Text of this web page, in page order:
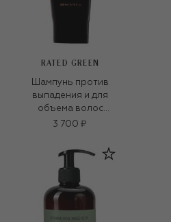
RATED GREEN
Шампунь против
выпадения и для
объема волос
(200ml)
3 700 ₽